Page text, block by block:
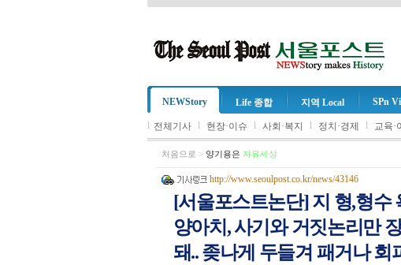
NEWStory Life 종합 지역 Local SPn
l 전체기사 l 현장·이슈 l 사회·복지 l 정치·경제 l 교육·
처음으로 > 양기용은 자유세상
http://www.seoulpost.co.kr/news/43146
[서울포스트논단] 지 형,형수
양아치, 사기와 거짓논리만
돼.. 좆나게 두들겨 패거나 회